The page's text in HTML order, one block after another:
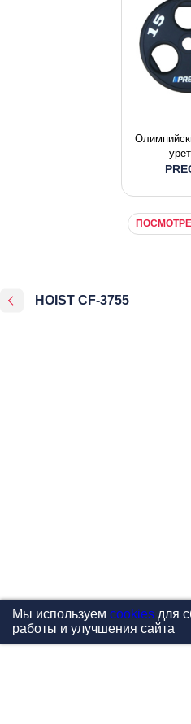
HOIST CF-3755
Мы используем cookiesдля
работы и улучшения сайта